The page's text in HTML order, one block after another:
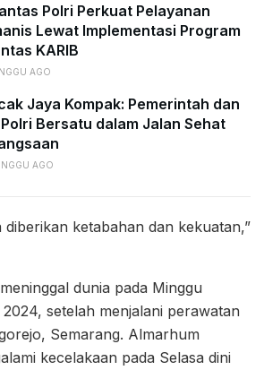
Polri Perkuat Pelayanan
Lewat Implementasi Program
KARIB
AGO
Jaya Kompak: Pemerintah dan
Bersatu dalam Jalan Sehat
AGO
diberikan ketabahan dan kekuatan,”
dunia pada Minggu
setelah menjalani perawatan
Semarang. Almarhum
kecelakaan pada Selasa dini